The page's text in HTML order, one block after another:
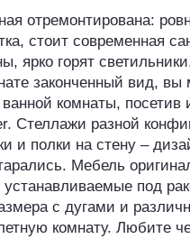
отремонтирована:
стоит современная
ярко горят
законченный вид, вы
комнаты, посетив
Стеллажи разной
и полки на стену –
Мебель
под
с дугами и
комнату. Любите